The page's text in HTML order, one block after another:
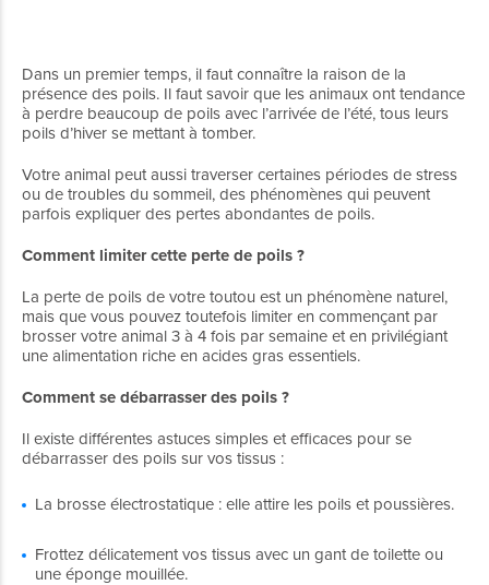
Dans un premier temps, il faut connaître la raison de la
présence des poils. Il faut savoir que les animaux ont tendance
à perdre beaucoup de poils avec l’arrivée de l’été, tous leurs
poils d’hiver se mettant à tomber.
Votre animal peut aussi traverser certaines périodes de stress
ou de troubles du sommeil, des phénomènes qui peuvent
parfois expliquer des pertes abondantes de poils.
Comment limiter cette perte de poils ?
La perte de poils de votre toutou est un phénomène naturel,
mais que vous pouvez toutefois limiter en commençant par
brosser votre animal 3 à 4 fois par semaine et en privilégiant
une alimentation riche en acides gras essentiels.
Comment se débarrasser des poils ?
Il existe différentes astuces simples et efficaces pour se
débarrasser des poils sur vos tissus :
La brosse électrostatique : elle attire les poils et poussières.
Frottez délicatement vos tissus avec un gant de toilette ou
une éponge mouillée.